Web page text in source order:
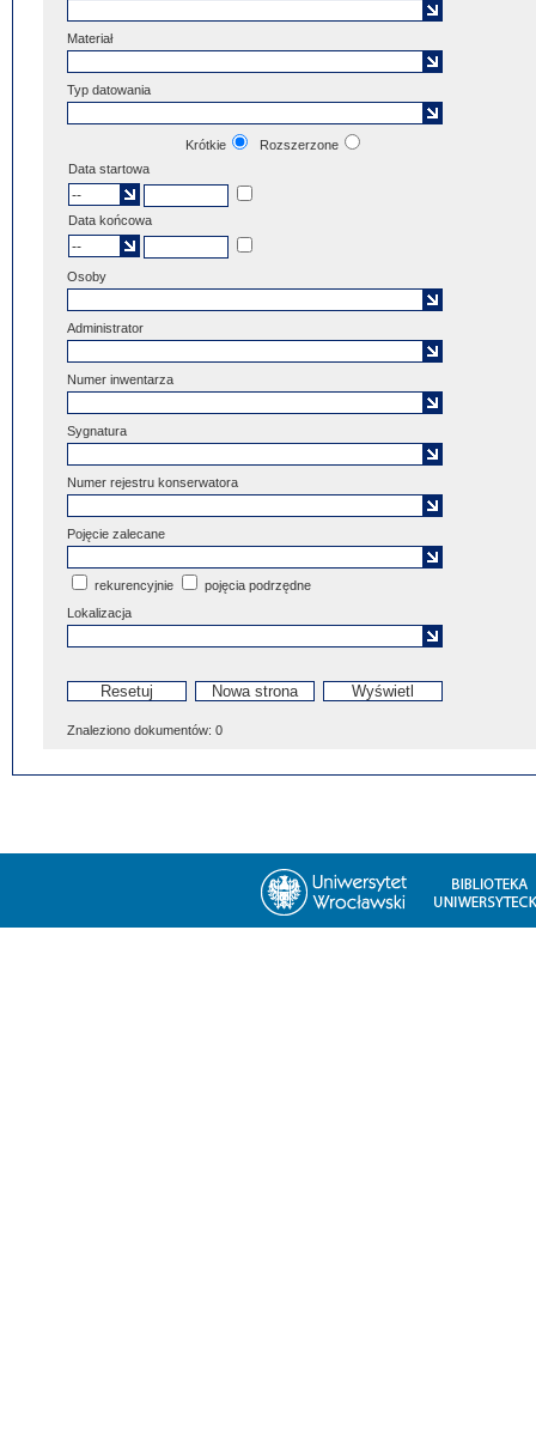
Materiał
Typ datowania
Krótkie
Rozszerzone
Data startowa
Data końcowa
Osoby
Administrator
Numer inwentarza
Sygnatura
Numer rejestru konserwatora
Pojęcie zalecane
rekurencyjnie
pojęcia podrzędne
Lokalizacja
Znaleziono dokumentów: 0